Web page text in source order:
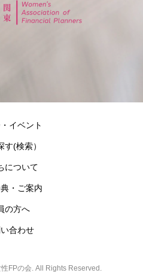
イベント
す(検索）
について
・ご案内
の方へ
合わせ
FPの会. All Rights Reserved.